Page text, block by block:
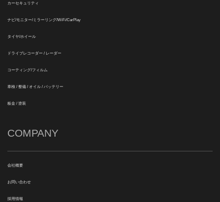
カーセキュリティ
ナビ/モニター/ミラーリング/WiFi/CarPlay
タイヤ/ホイール
ドライブレコーダー / レーダー
コーティング/フィルム
車検 / 整備 / オイル / バッテリー
板金 / 塗装
COMPANY
会社概要
お問い合わせ
採用情報